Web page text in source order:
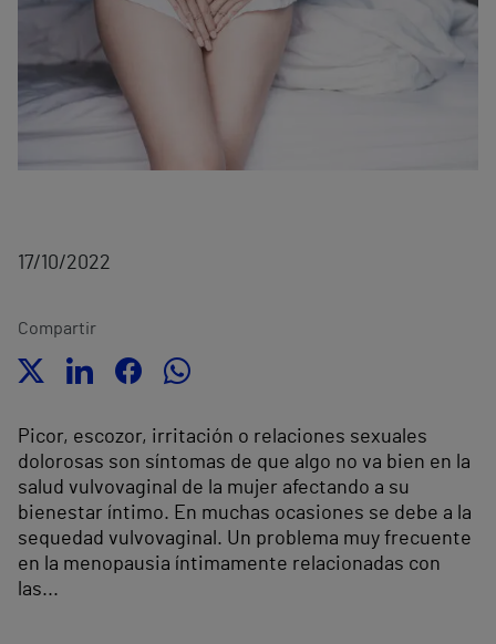
17/10/2022
Compartir
Picor, escozor, irritación o relaciones sexuales
dolorosas son síntomas de que algo no va bien en la
salud vulvovaginal de la mujer afectando a su
bienestar íntimo. En muchas ocasiones se debe a la
sequedad vulvovaginal. Un problema muy frecuente
en la menopausia íntimamente relacionadas con
las...